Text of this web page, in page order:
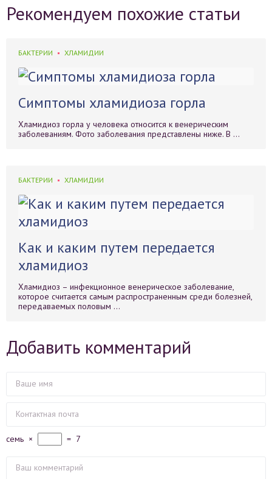
Рекомендуем похожие статьи
БАКТЕРИИ ХЛАМИДИИ
Симптомы хламидиоза горла
Хламидиоз горла у человека относится к венерическим
заболеваниям. Фото заболевания представлены ниже. В ...
БАКТЕРИИ ХЛАМИДИИ
Как и каким путем передается
хламидиоз
Хламидиоз – инфекционное венерическое заболевание,
которое считается самым распространенным среди болезней,
передаваемых половым ...
Добавить комментарий
семь × = 7